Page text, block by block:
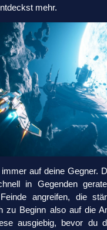
mehr.
auf deine Gegner.
in Gegenden
Feinde angreifen, die
zu Beginn also auf die
ausgiebig, bevor du